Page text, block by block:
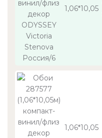
1,06*10,05
1,06*10,05